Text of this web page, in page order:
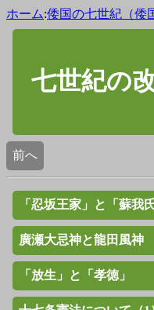
ホーム:倭国の七世紀（倭
七世紀の
前へ
「忍坂王家」と「蘇我氏
廣瀬大忌神と龍田風神
「放生」と「孝徳」